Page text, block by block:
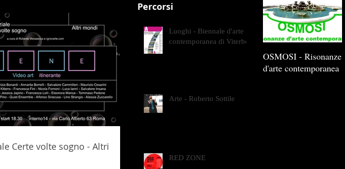
Percorsi
Certe volte sogno - Altri
Luoghi - Biennale d'arte
contemporanea di Viterbo
Arte - Roberto Sottile
RED ZONE
OSMOSI - Risonanze
d'arte contemporanea